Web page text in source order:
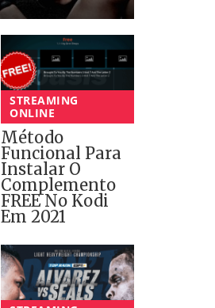
STREAMING
ONLINE
Método
Funcional Para
Instalar O
Complemento
FREE No Kodi
Em 2021